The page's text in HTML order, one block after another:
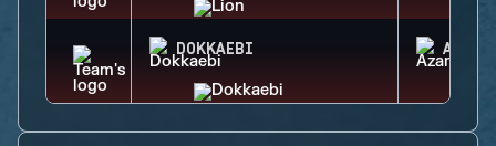
DOKKAEBI AZAMI